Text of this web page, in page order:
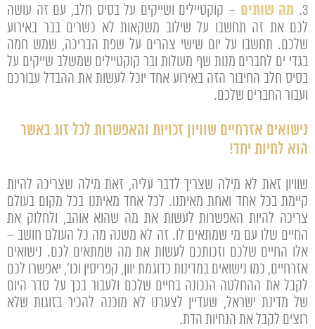
3. מה שותים – קוקטיילים ושייקים על בסיס חלב, עם זה עושה
לכם את זה תחשבו על שילוב משקאות לא כשרים בבר באירוע
שלכם. תחשבו על יום שישי צהרים על שפת הבריכה, שמש חמה
בגדי ים לחברים מנות שף מעולות ובר קוקטיילים שמשלב שייקים על
בסיס חלב החיבור הזה באירוע אחד יוכל לעשות את ההבדל עבורכם
ועבור החברים שלכם.
נישואים אזרחיים שוויון זכויות והאפשרות לכל זוג באשר
הוא לחיות יחד!
שוויון זאת לא מילה שצריך לדבר עליה, זאת מילה שצריכה להיות
קיימת בכל אחד ואחת מאיתנו. לכל אחד מאיתנו בכל מקום בעולם
צריכה להיות האפשרות לעשות את מה שהוא אוהב, ולחלוק את
החיים שלו עם מי שמתאים לו. זה לא משנה מה כל העולם חושב –
אלו החיים שלכם וזכותכם לעשות את מה שמתאים לכם. נישואים
אזרחיים, כמו נישואים במדינות כדוגמת יוון, קפריסין וכו', יאפשרו לכם
לקבל את ההחלטה הנכונה בחיים שלכם ולעבור בכך על סדר היום
של מדינת ישראל, שעדיין לצערנו לא מוכנה להכיר בזוגות שלא
רוצים לקבל את הנחיות הדת.